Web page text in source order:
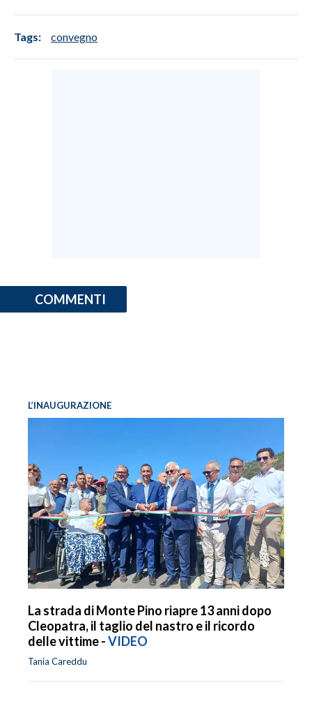
Tags: convegno
COMMENTI
L’INAUGURAZIONE
La strada di Monte Pino riapre 13 anni dopo
Cleopatra, il taglio del nastro e il ricordo
delle vittime -VIDEO
Tania Careddu